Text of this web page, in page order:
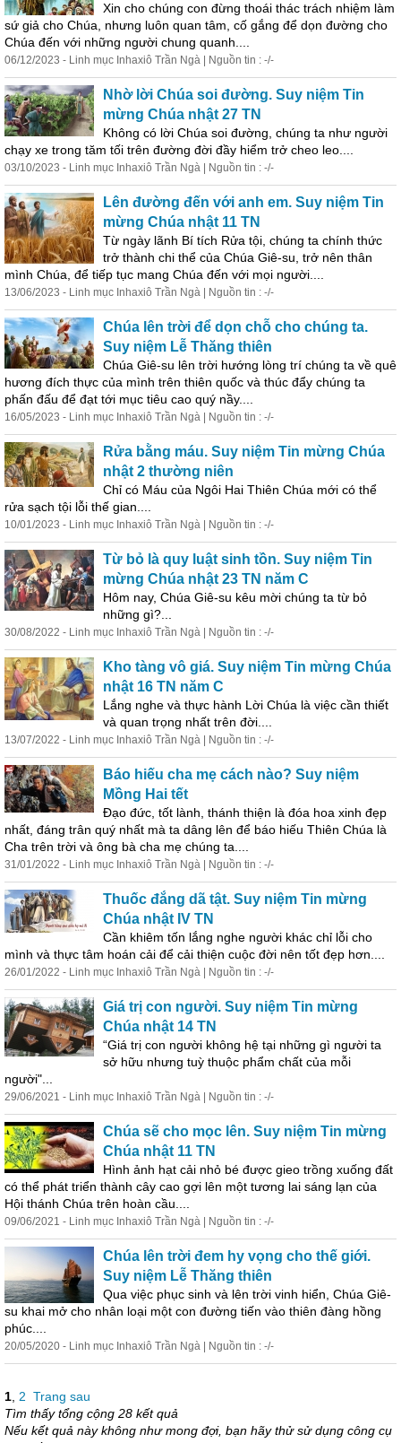
Xin cho chúng con đừng thoái thác trách nhiệm làm
sứ giả cho Chúa, nhưng luôn quan tâm, cố gắng để dọn đường cho
Chúa đến với những người chung quanh....
06/12/2023 - Linh mục Inhaxiô Trần Ngà | Nguồn tin : -/-
Nhờ lời Chúa soi đường. Suy niệm Tin
mừng Chúa nhật 27 TN
Không có lời Chúa soi đường, chúng ta như người
chạy xe trong tăm tối trên đường đời đầy hiểm trở cheo leo....
03/10/2023 - Linh mục Inhaxiô Trần Ngà | Nguồn tin : -/-
Lên đường đến với anh em. Suy niệm Tin
mừng Chúa nhật 11 TN
Từ ngày lãnh Bí tích Rửa tội, chúng ta chính thức
trở thành chi thể của Chúa Giê-su, trở nên thân
mình Chúa, để tiếp tục mang Chúa đến với mọi người....
13/06/2023 - Linh mục Inhaxiô Trần Ngà | Nguồn tin : -/-
Chúa lên trời để dọn chỗ cho chúng ta.
Suy niệm Lễ Thăng thiên
Chúa Giê-su lên trời hướng lòng trí chúng ta về quê
hương đích thực của mình trên thiên quốc và thúc đẩy chúng ta
phấn đấu để đạt tới mục tiêu cao quý nầy....
16/05/2023 - Linh mục Inhaxiô Trần Ngà | Nguồn tin : -/-
Rửa bằng máu. Suy niệm Tin mừng Chúa
nhật 2 thường niên
Chỉ có Máu của Ngôi Hai Thiên Chúa mới có thể
rửa sạch tội lỗi thế gian....
10/01/2023 - Linh mục Inhaxiô Trần Ngà | Nguồn tin : -/-
Từ bỏ là quy luật sinh tồn. Suy niệm Tin
mừng Chúa nhật 23 TN năm C
Hôm nay, Chúa Giê-su kêu mời chúng ta từ bỏ
những gì?...
30/08/2022 - Linh mục Inhaxiô Trần Ngà | Nguồn tin : -/-
Kho tàng vô giá. Suy niệm Tin mừng Chúa
nhật 16 TN năm C
Lắng nghe và thực hành Lời Chúa là việc cần thiết
và quan trọng nhất trên đời....
13/07/2022 - Linh mục Inhaxiô Trần Ngà | Nguồn tin : -/-
Báo hiếu cha mẹ cách nào? Suy niệm
Mồng Hai tết
Đạo đức, tốt lành, thánh thiện là đóa hoa xinh đẹp
nhất, đáng trân quý nhất mà ta dâng lên để báo hiếu Thiên Chúa là
Cha trên trời và ông bà cha mẹ chúng ta....
31/01/2022 - Linh mục Inhaxiô Trần Ngà | Nguồn tin : -/-
Thuốc đắng dã tật. Suy niệm Tin mừng
Chúa nhật IV TN
Cần khiêm tốn lắng nghe người khác chỉ lỗi cho
mình và thực tâm hoán cải để cải thiện cuộc đời nên tốt đẹp hơn....
26/01/2022 - Linh mục Inhaxiô Trần Ngà | Nguồn tin : -/-
Giá trị con người. Suy niệm Tin mừng
Chúa nhật 14 TN
“Giá trị con người không hệ tại những gì người ta
sở hữu nhưng tuỳ thuộc phẩm chất của mỗi
người"...
29/06/2021 - Linh mục Inhaxiô Trần Ngà | Nguồn tin : -/-
Chúa sẽ cho mọc lên. Suy niệm Tin mừng
Chúa nhật 11 TN
Hình ảnh hạt cải nhỏ bé được gieo trồng xuống đất
có thể phát triển thành cây cao gợi lên một tương lai sáng lạn của
Hội thánh Chúa trên hoàn cầu....
09/06/2021 - Linh mục Inhaxiô Trần Ngà | Nguồn tin : -/-
Chúa lên trời đem hy vọng cho thế giới.
Suy niệm Lễ Thăng thiên
Qua việc phục sinh và lên trời vinh hiển, Chúa Giê-
su khai mở cho nhân loại một con đường tiến vào thiên đàng hồng
phúc....
20/05/2020 - Linh mục Inhaxiô Trần Ngà | Nguồn tin : -/-
1 2 Trang sau
Tìm thấy tổng cộng 28 kết quả
Nếu kết quả này không như mong đợi, bạn hãy thử sử dụng công cụ